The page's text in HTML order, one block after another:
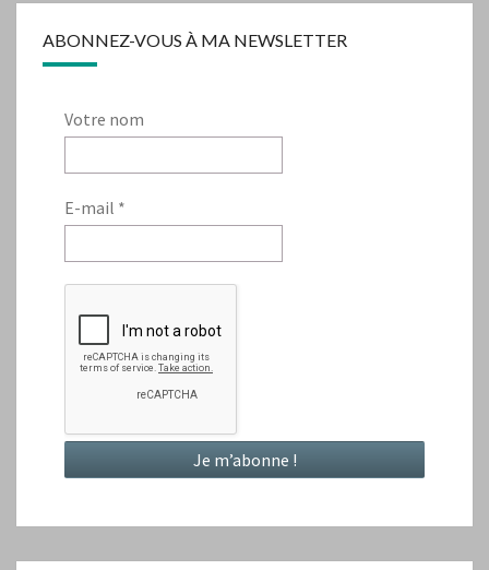
ABONNEZ-VOUS À MA NEWSLETTER
Votre nom
E-mail *